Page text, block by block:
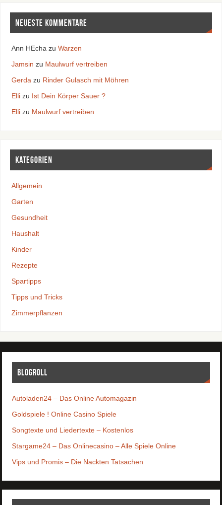
Neueste Kommentare
Ann HEchazu Warzen
Jamsin zu Maulwurf vertreiben
Gerdazu Rinder Gulasch mit Möhren
Ellizu Ist Dein Körper Sauer ?
Ellizu Maulwurf vertreiben
Kategorien
Allgemein
Garten
Gesundheit
Haushalt
Kinder
Rezepte
Spartipps
Tipps und Tricks
Zimmerpflanzen
Blogroll
Autoladen24 – Das Online Automagazin
Goldspiele ! Online Casino Spiele
Songtexte und Liedertexte – Kostenlos
Stargame24 – Das Onlinecasino – Alle Spiele Online
Vips und Promis – Die Nackten Tatsachen